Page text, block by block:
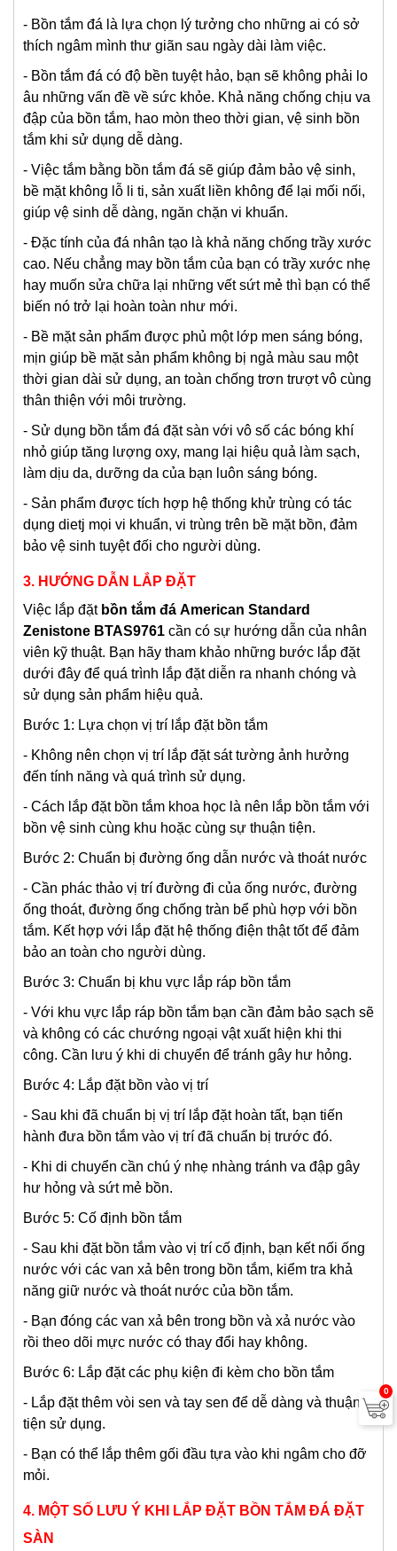
- Bồn tắm đá là lựa chọn lý tưởng cho những ai có sở
thích ngâm mình thư giãn sau ngày dài làm việc.
- Bồn tắm đá có độ bền tuyệt hảo, bạn sẽ không phải lo
âu những vấn đề về sức khỏe. Khả năng chống chịu va
đập của bồn tắm, hao mòn theo thời gian, vệ sinh bồn
tắm khi sử dụng dễ dàng.
- Việc tắm bằng bồn tắm đá sẽ giúp đảm bảo vệ sinh,
bề mặt không lỗ li ti, sản xuất liền không để lại mối nối,
giúp vệ sinh dễ dàng, ngăn chặn vi khuẩn.
- Đặc tính của đá nhân tạo là khả năng chống trầy xước
cao. Nếu chẳng may bồn tắm của bạn có trầy xước nhẹ
hay muốn sửa chữa lại những vết sứt mẻ thì bạn có thể
biến nó trở lại hoàn toàn như mới.
- Bề mặt sản phẩm được phủ một lớp men sáng bóng,
mịn giúp bề mặt sản phẩm không bị ngả màu sau một
thời gian dài sử dụng, an toàn chống trơn trượt vô cùng
thân thiện với môi trường.
- Sử dụng bồn tắm đá đặt sàn với vô số các bóng khí
nhỏ giúp tăng lượng oxy, mang lại hiệu quả làm sạch,
làm dịu da, dưỡng da của bạn luôn sáng bóng.
- Sản phẩm được tích hợp hệ thống khử trùng có tác
dụng dietj mọi vi khuẩn, vi trùng trên bề mặt bồn, đảm
bảo vệ sinh tuyệt đối cho người dùng.
3. HƯỚNG DẪN LẮP ĐẶT
Việc lắp đặt bồn tắm đá American Standard
Zenistone BTAS9761 cần có sự hướng dẫn của nhân
viên kỹ thuật. Bạn hãy tham khảo những bước lắp đặt
dưới đây để quá trình lắp đặt diễn ra nhanh chóng và
sử dụng sản phẩm hiệu quả.
Bước 1: Lựa chọn vị trí lắp đặt bồn tắm
- Không nên chọn vị trí lắp đặt sát tường ảnh hưởng
đến tính năng và quá trình sử dụng.
- Cách lắp đặt bồn tắm khoa học là nên lắp bồn tắm với
bồn vệ sinh cùng khu hoặc cùng sự thuận tiện.
Bước 2: Chuẩn bị đường ống dẫn nước và thoát nước
- Cần phác thảo vị trí đường đi của ống nước, đường
ống thoát, đường ống chống tràn bể phù hợp với bồn
tắm. Kết hợp với lắp đặt hệ thống điện thật tốt để đảm
bảo an toàn cho người dùng.
Bước 3: Chuẩn bị khu vực lắp ráp bồn tắm
- Với khu vực lắp ráp bồn tắm bạn cần đảm bảo sạch sẽ
và không có các chướng ngoại vật xuất hiện khi thi
công. Cần lưu ý khi di chuyển để tránh gây hư hỏng.
Bước 4: Lắp đặt bồn vào vị trí
- Sau khi đã chuẩn bị vị trí lắp đặt hoàn tất, bạn tiến
hành đưa bồn tắm vào vị trí đã chuẩn bị trước đó.
- Khi di chuyển cần chú ý nhẹ nhàng tránh va đập gây
hư hỏng và sứt mẻ bồn.
Bước 5: Cố định bồn tắm
- Sau khi đặt bồn tắm vào vị trí cố định, bạn kết nối ống
nước với các van xả bên trong bồn tắm, kiểm tra khả
năng giữ nước và thoát nước của bồn tắm.
- Bạn đóng các van xả bên trong bồn và xả nước vào
rồi theo dõi mực nước có thay đổi hay không.
Bước 6: Lắp đặt các phụ kiện đi kèm cho bồn tắm
- Lắp đặt thêm vòi sen và tay sen để dễ dàng và thuận
tiện sử dụng.
- Bạn có thể lắp thêm gối đầu tựa vào khi ngâm cho đỡ
mỏi.
4. MỘT SỐ LƯU Ý KHI LẮP ĐẶT BỒN TẮM ĐÁ ĐẶT
SÀN
0